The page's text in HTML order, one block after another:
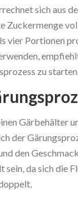
sich aus
Zuckermenge
vier Portionen
zu starten.
Gärbehälter
der
den
da sich die